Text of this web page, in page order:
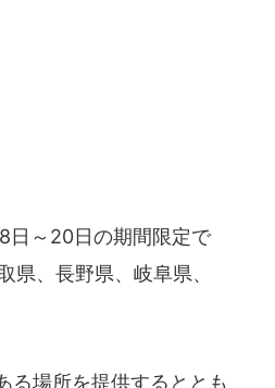
日～20日の期間限定で
、長野県、岐阜県、
る場所を提供するととも